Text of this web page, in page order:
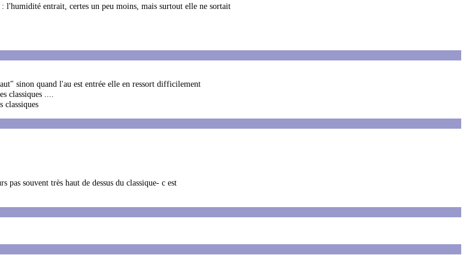
l'humidité entrait, certes un peu moins, mais surtout elle ne sortait
sinon quand l'au est entrée elle en ressort difficilement
classiques ....
classiques
souvent très haut de dessus du classique- c est